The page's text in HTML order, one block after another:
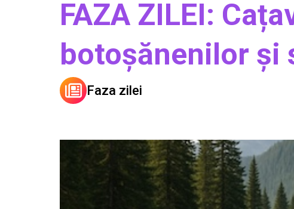
FAZA ZILEI:
botoșănenilor și
Faza zilei